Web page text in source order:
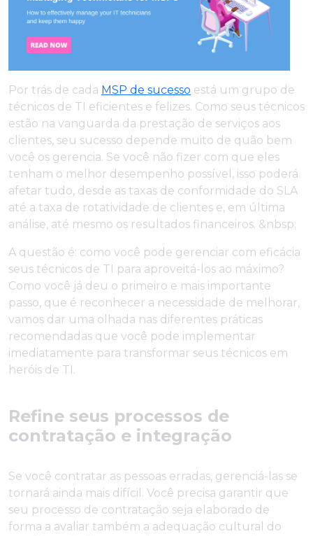
Por trás de cada MSP de sucesso está um grupo de
técnicos de TI eficientes e felizes. Como seus técnicos
estão na vanguarda da prestação de serviços aos
clientes, seu sucesso depende muito de quão bem
você os gerencia. Se você não fizer com que eles
tenham o melhor desempenho possível, isso poderá
afetar tudo, desde as taxas de conformidade do SLA
até a taxa de rotatividade de clientes e, em última
análise, até mesmo os resultados financeiros. &nbsp;
A questão é: como você pode gerenciar com eficácia
seus técnicos de TI para aproveitá-los ao máximo?
Como você já deu o primeiro e mais importante
passo, que é reconhecer a necessidade de melhorar,
vamos dar uma olhada nas diferentes práticas
recomendadas que você pode implementar
imediatamente para transformar seus técnicos em
heróis de TI.
Refine seus processos de
contratação e integração
Se você contratar as pessoas erradas, gerenciá-las se
tornará ainda mais difícil. Você precisa garantir que
seu processo de contratação seja elaborado de
forma a avaliar também a adequação cultural do